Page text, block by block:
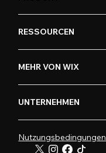
RESSOURCEN
MEHR VON WIX
UNTERNEHMEN
Nutzungsbedingungen